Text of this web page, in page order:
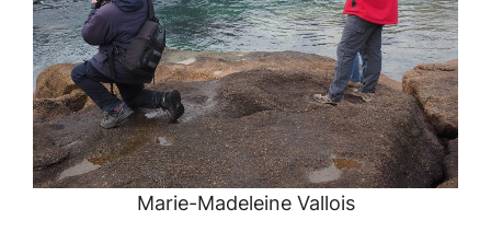
Marie-Madeleine Vallois